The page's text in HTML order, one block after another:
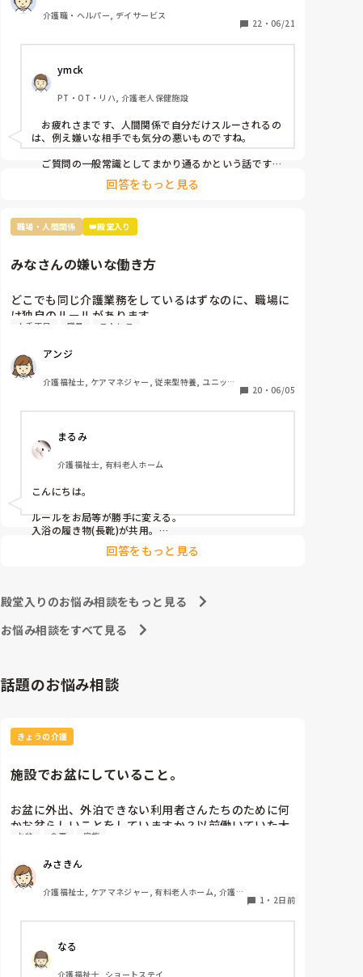
当時、現場にいた関係者に事情聴取をした結果、 レク
リエーションも止まらなかったし、誰も仲裁には来な
かったので思ったほど大声を出しているようには聞こ
がなんと言っても、私は、あの時、大声を出されて恐
怖を感じた』とずっと言い続けていて、この話を境
に、敵意というより憎悪をむき出しにするようになっ
てきました。
そんなある日のことです。看護師Nがどこかに旅行に
行ってきたのでお土産をみんなの連絡用のレターケー
スの中に入れあったんですが、私のところにだけ入っ
ていなかったですね。
まあ、もらったところでお礼を言わなきゃいけないと
思うと貰わなくてよかったな。と思うのですが…
この件に関しては管理者宛に『私もどこかに行ってお
は思いませんが、私が気に入らない職員には看護師N
がやったようにお土産を配らなくてもいいのでしょう
についても一緒に…)についての手紙を作っているとこ
ろなんですが…
たた、あくまで手紙(質問書)のなかのことで、私とし
ては、たとえ気に入らない職員がいたとしてもみんな
いと思うので、特定の気に入らない職員にお土産をお
裾分けをしないということはしないつもりいますが、
看護師Nがやった行為は 一般常識としてまかり通るの
でしょうか?
介護職・ヘルパー, デイサービス
22 ・ 06/21
ymck
PT・OT・リハ, 介護老人保健施設
お疲れさまです、人間関係で自分だけスルーされるの
は、例え嫌いな相手でも気分の悪いものですね。
ご質問の一般常識としてまかり通るかという話です
が、まかり通りはするけど別の意味で良くないことだと
思います。つまり、お土産誰に配るかは本人の自由では
ントに相当するということです。とはいえ「うっかり忘
れてた」可能性も否定できませんし、故意にのけ者にし
相手に合わせた対応をするということは、相手と同じ
はお相手をのけ者にしない、ハラスメント加害者になら
ないことが大切だと思います。
回答をもっと見る
職場・人間関係 👑殿堂入り
みなさんの嫌いな働き方
どこでも同じ介護業務をしているはずなのに、職場に
は独自のルールがあります。
その中でもみなさんが、これだけは嫌だと思う働き方
私は
連帯責任が強すぎる職場
働かない人のカバーが当たり前の職場
個々の仕事の領域と責任が曖昧な職場
家でやってきてと平気で仕事を渡される職場
人手不足 職員 ストレス
アンジ
介護福祉士, ケアマネジャー, 従来型特養, ユニット
20 ・ 06/05
まるみ
介護福祉士, 有料老人ホーム
こんにちは。
ルールをお局等が勝手に変える。
入浴の履き物(長靴)が共用。
回答をもっと見る
殿堂入りのお悩み相談をもっと見る
お悩み相談をすべて見る
話題のお悩み相談
きょうの介護
施設でお盆にしていること。
お盆に外出、外泊できない利用者さんたちのために何
かお盆らしいことをしていますか？以前働いていた大
きな施設では実際に住職さんを呼びご焼香できるよう
は、食事内容が変わる、家族が面会に来る…などでし
た。お盆まであと少しです。何かしていることがあれ
ばぜひシェアよろしくお願いします。
お盆 食事 家族
みさきん
介護福祉士, ケアマネジャー, 有料老人ホーム, 介護老
1 ・ 2日前
なる
介護福祉士, ショートステイ